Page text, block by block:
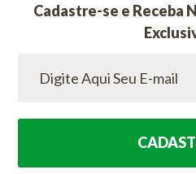
Cadastre-se e Receba